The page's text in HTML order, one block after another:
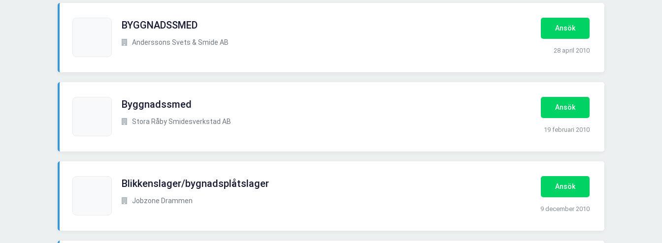
BYGGNADSSMED
Anderssons Svets & Smide AB
Ansök
28 april 2010
Byggnadssmed
Stora Råby Smidesverkstad AB
Ansök
19 februari 2010
Blikkenslager/bygnadsplåtslager
Jobzone Drammen
Ansök
9 december 2010